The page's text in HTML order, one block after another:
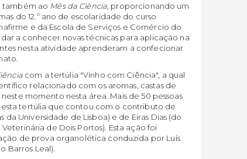
também ao Mês da Ciência , proporcionando um
do 12.º ano de escolaridade do curso
e da Escola de Serviços e Comércio do
a conhecer novas técnicas para aplicação na
nesta atividade aprenderam a confecionar
com a tertúlia "Vinho com Ciência", a qual
relacionado com os aromas, castas de
momento nesta área. Mais de 50 pessoas
tertúlia que contou com o contributo de
Universidade de Lisboa) e de Eiras Dias (do
de Dois Portos). Esta ação foi
de prova organolética conduzida por Luís
Barros Leal).